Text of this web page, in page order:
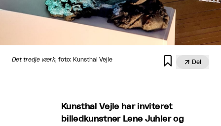
Det tredje værk, foto: Kunsthal Vejle   Del
Kunsthal Vejle har inviteret
billedkunstner Lene Juhler og